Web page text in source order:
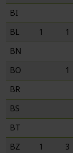
BI
BL
1 1
BN
BO
1
BR
BS
BT
BZ
1 3